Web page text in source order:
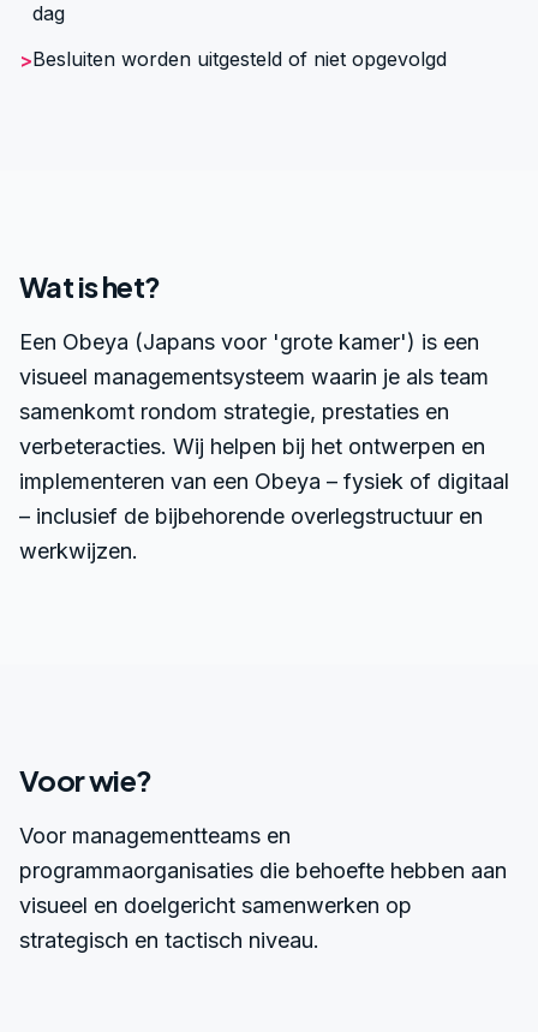
dag
>Besluiten worden uitgesteld of niet opgevolgd
Wat is het?
Een Obeya (Japans voor 'grote kamer') is een
visueel managementsysteem waarin je als team
samenkomt rondom strategie, prestaties en
verbeteracties. Wij helpen bij het ontwerpen en
implementeren van een Obeya – fysiek of digitaal
– inclusief de bijbehorende overlegstructuur en
werkwijzen.
Voor wie?
Voor managementteams en
programmaorganisaties die behoefte hebben aan
visueel en doelgericht samenwerken op
strategisch en tactisch niveau.